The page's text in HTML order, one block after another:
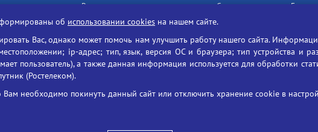
цифровых
ресурсов
Росстудцентр
Наши партнёры
Портал «Русский язык»
Учительская газета
Единый портал государственных
Социальные ролики -
БГУ против наркотиков
об использовании cookies на нашем сайте.
Вас, однако может помочь нам улучшить работу нашего сайта.
ip-адрес; тип, язык, версия ОС и браузера; тип устройства и
пользователь), а также данная информация используется для обработки
(Ростелеком).
необходимо покинуть данный сайт или отключить хранение cookie в